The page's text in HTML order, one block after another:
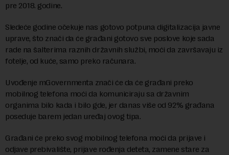
pre 2018. godine.
Sledeće godine očekuje nas gotovo potpuna digitalizacija javne
uprave, što znači da će građani gotovo sve poslove koje sada
rade na šalterima raznih državnih službi, moći da završavaju iz
fotelje, od kuće, samo preko računara.
Uvođenje mGovernmenta znači će da će građani preko
mobilnog telefona moći da komuniciraju sa državnim
organima bilo kada i bilo gde, jer danas više od 92% građana
poseduje barem jedan uređaj ovog tipa.
Građani će preko svog mobilnog telefona moći da prijave i
odjave prebivalište, prijave rođenja deteta, zamene stare za